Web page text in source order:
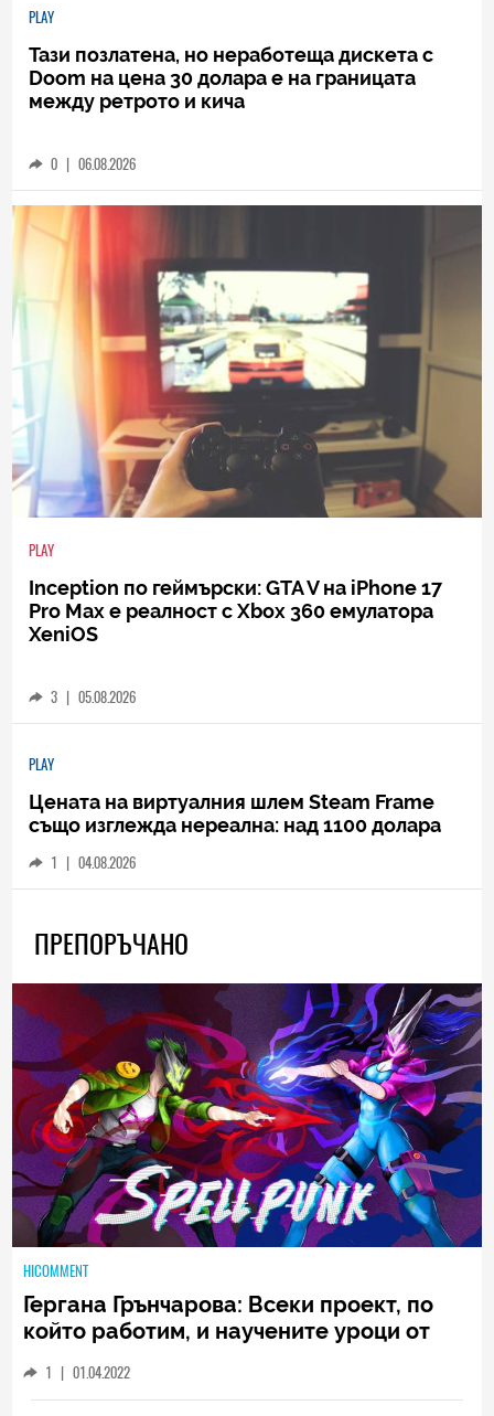
PLAY
Тази позлатена, но неработеща дискета с
Doom на цена 30 долара е на границата
между ретрото и кича
0 | 06.08.2026
PLAY
Inception по геймърски: GTA V на iPhone 17
Pro Max е реалност с Xbox 360 емулатора
XeniOS
3 | 05.08.2026
PLAY
Цената на виртуалния шлем Steam Frame
също изглежда нереална: над 1100 долара
1 | 04.08.2026
ПРЕПОРЪЧАНО
HICOMMENT
Гергана Грънчарова: Всеки проект, по
който работим, и научените уроци от
трябва да извървим като екип
1 | 01.04.2022